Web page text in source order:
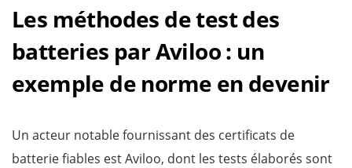
Les méthodes de test des
batteries par Aviloo : un
exemple de norme en devenir
Un acteur notable fournissant des certificats de
batterie fiables est Aviloo, dont les tests élaborés sont